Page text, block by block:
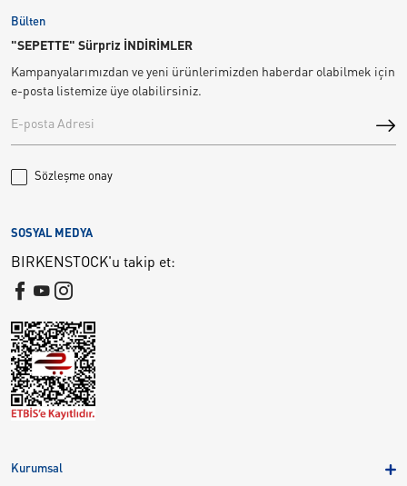
Bülten
"SEPETTE" Sürpriz İNDİRİMLER
Kampanyalarımızdan ve yeni ürünlerimizden haberdar olabilmek için
e-posta listemize üye olabilirsiniz.
Sözleşme onay
Kurumsal
SOSYAL MEDYA
BIRKENSTOCK'u takip et: